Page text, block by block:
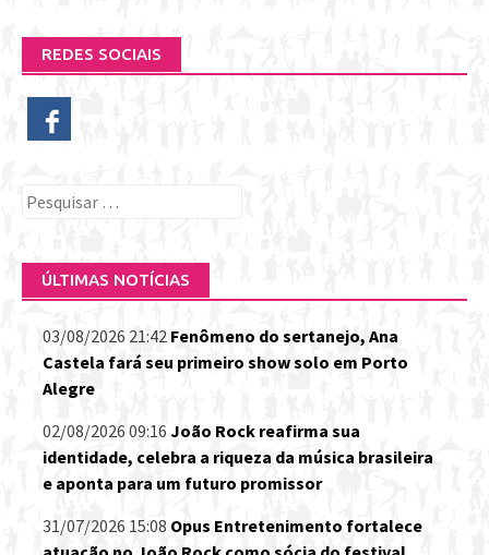
REDES SOCIAIS
Pesquisar
ÚLTIMAS NOTÍCIAS
03/08/2026 21:42 Fenômeno do sertanejo, Ana
Castela fará seu primeiro show solo em Porto
Alegre
02/08/2026 09:16 João Rock reafirma sua
identidade, celebra a riqueza da música brasileira
e aponta para um futuro promissor
31/07/2026 15:08 Opus Entretenimento fortalece